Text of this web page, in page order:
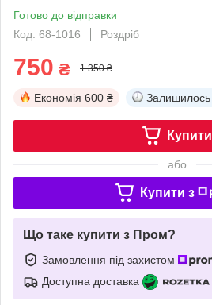
Готово до відправки
Код: 68-1016
Роздріб
750 ₴ 1 350 ₴
Економія 600 ₴ Залишилось
Купити
або
Купити з
Що таке купити з Пром?
Замовлення під захистом
Доступна доставка